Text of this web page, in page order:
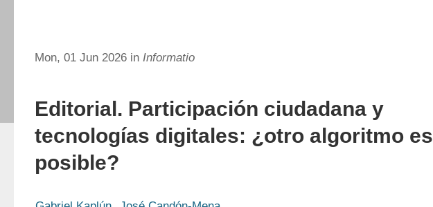
Mon, 01 Jun 2026 in Informatio
Editorial. Participación ciudadana y
tecnologías digitales: ¿otro algoritmo es
posible?